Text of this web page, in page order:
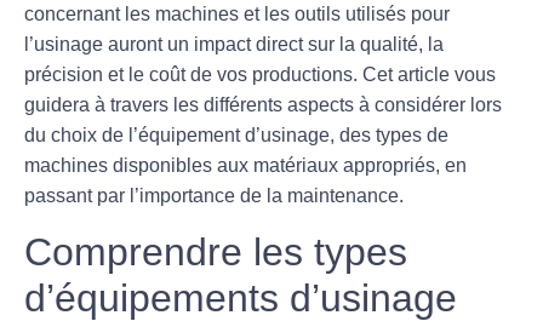
concernant les machines et les outils utilisés pour
l’usinage auront un impact direct sur la qualité, la
précision et le coût de vos productions. Cet article vous
guidera à travers les différents aspects à considérer lors
du choix de l’équipement d’usinage, des types de
machines disponibles aux matériaux appropriés, en
passant par l’importance de la maintenance.
Comprendre les types
d’équipements d’usinage